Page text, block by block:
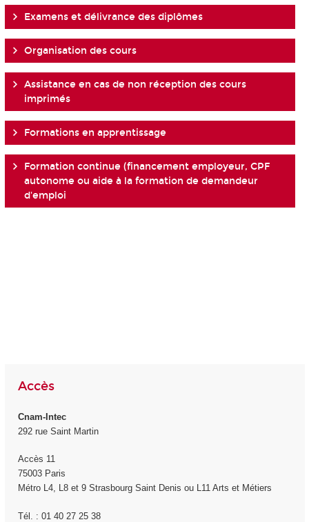
Examens et délivrance des diplômes
Organisation des cours
Assistance en cas de non réception des cours
imprimés
Formations en apprentissage
Formation continue (financement employeur, CPF
autonome ou aide à la formation de demandeur
d'emploi
Accès
Cnam-Intec
292 rue Saint Martin
Accès 11
75003 Paris
Métro L4, L8 et 9 Strasbourg Saint Denis ou L11 Arts et Métiers
Tél. : 01 40 27 25 38